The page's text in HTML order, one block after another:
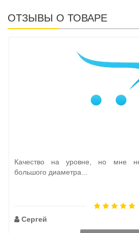
ОТЗЫВЫ О ТОВАРЕ
Качество на уровне, но мне
большого диаметра...
Сергей